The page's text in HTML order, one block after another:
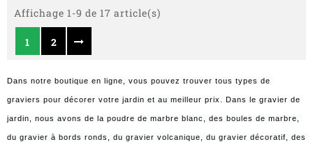
Affichage 1-9 de 17 article(s)
1 2
Dans notre boutique en ligne, vous pouvez trouver tous types de
graviers pour décorer votre jardin et au meilleur prix. Dans le gravier de
jardin, nous avons de la poudre de marbre blanc, des boules de marbre,
du gravier à bords ronds, du gravier volcanique, du gravier décoratif, des